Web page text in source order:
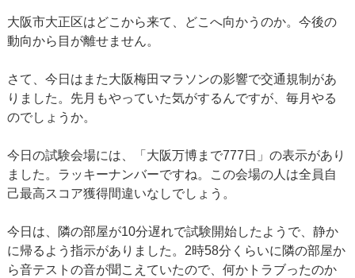
大阪市大正区はどこから来て、どこへ向かうのか。今後の
動向から目が離せません。
さて、今日はまた大阪梅田マラソンの影響で交通規制があ
りました。先月もやっていた気がするんですが、毎月やる
のでしょうか。
今日の試験会場には、「大阪万博まで777日」の表示があり
ました。ラッキーナンバーですね。この会場の人は全員自
己最高スコア獲得間違いなしでしょう。
今日は、隣の部屋が10分遅れで試験開始したようで、静か
に帰るよう指示がありました。2時58分くらいに隣の部屋か
ら音テストの音が聞こえていたので、何かトラブったのか